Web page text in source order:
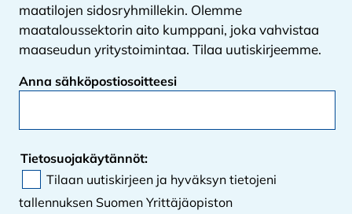
maatilojen sidosryhmillekin. Olemme
maataloussektorin aito kumppani, joka vahvistaa
maaseudun yritystoimintaa. Tilaa uutiskirjeemme.
Anna sähköpostiosoitteesi
Tietosuojakäytännöt:
Tilaan uutiskirjeen ja hyväksyn tietojeni
tallennuksen Suomen Yrittäjäopiston